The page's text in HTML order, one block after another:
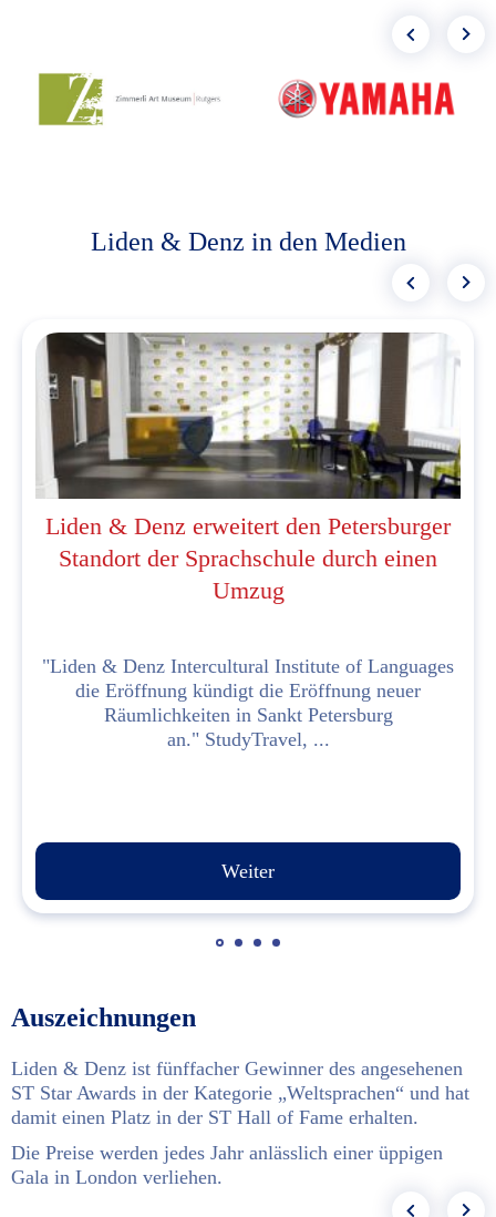
Liden & Denz in den Medien
Liden & Denz erweitert den Petersburger
Standort der Sprachschule durch einen
Umzug
"Liden & Denz Intercultural Institute of Languages
die Eröffnung kündigt die Eröffnung neuer
Räumlichkeiten in Sankt Petersburg
an." StudyTravel, ...
Weiter
Auszeichnungen
Liden & Denz ist fünffacher Gewinner des angesehenen
ST Star Awards in der Kategorie „Weltsprachen“ und hat
damit einen Platz in der ST Hall of Fame erhalten.
Die Preise werden jedes Jahr anlässlich einer üppigen
Gala in London verliehen.